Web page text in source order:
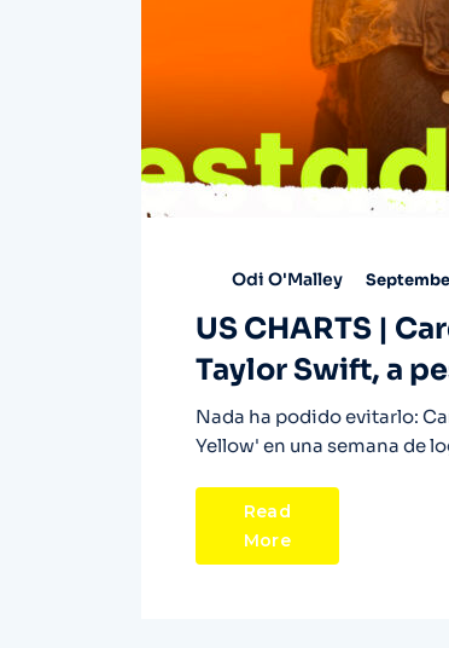
Odi O'Malley
US CHARTS |
Taylor Swift, a
Nada ha podido evitarlo:
Yellow' en una semana de
Read
More